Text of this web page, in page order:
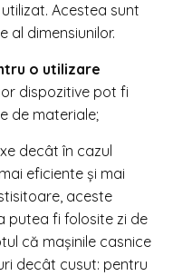
Acestea sunt
al dimensiunilor.
o utilizare
dispozitive pot fi
de materiale;
decât în cazul
eficiente și mai
aceste
putea fi folosite zi de
că mașinile casnice
decât cusut: pentru